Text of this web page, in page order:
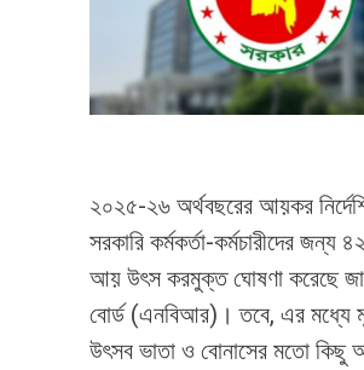
২০২৫-২৬ অর্থবছরের আয়কর
সরকারি কর্মকর্তা-কর্মচারীদের জন্য
আয় উৎস করমুক্ত ঘোষণা করেছে
বোর্ড (এনবিআর)। তবে, এর মধ্যে
উৎসব ভাতা ও বোনাসের মতো কিছু